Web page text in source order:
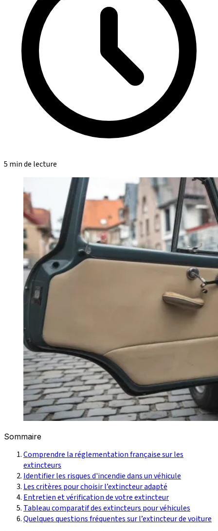
5 min de lecture
Sommaire
Comprendre la réglementation française sur les
extincteurs
Identifier les risques d'incendie dans un véhicule
Les critères pour choisir l’extincteur adapté
Entretien et vérification de votre extincteur
Tableau comparatif des extincteurs pour véhicules
Quelques questions fréquentes sur l’extincteur de voiture